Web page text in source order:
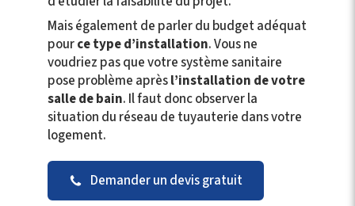
Mais également de parler du budget adéquat
pource type d’installation. Vous ne
voudriez pas que votre système sanitaire
pose problème aprèsl’installation de votre
salle de bain. Il faut donc observer la
situation du réseau de tuyauterie dans votre
logement.
Demander un devis gratuit